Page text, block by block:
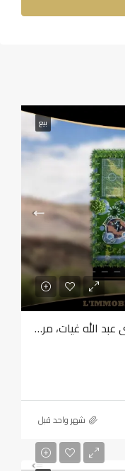
بيع
أرض للبيع — مشروع سياحي – سيدي عبد الله غيات، مراكش
‏شهر واحد قبل